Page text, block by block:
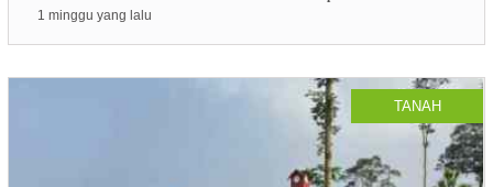
1 minggu yang lalu
TANAH